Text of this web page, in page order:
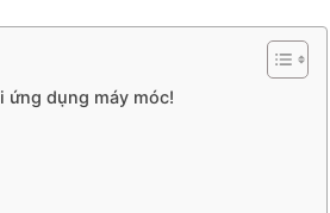
ứng dụng máy móc!